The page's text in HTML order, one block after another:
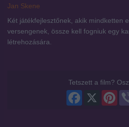
Jan Skene
Két játékfejlesztőnek, akik mindketten
versengenek, össze kell fogniuk egy
létrehozására.
Tetszett a film?
Facebook